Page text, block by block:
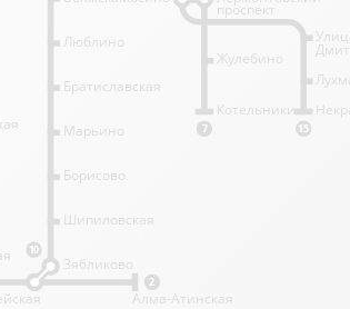
7
2
10
15
проспект
Жулебино
Котельники
Люблино
Братиславская
Марьино
Борисово
Шипиловская
Зябликово
Алма-Атинская
Улица